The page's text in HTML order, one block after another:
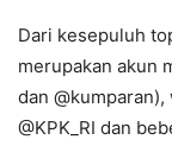
Dari kesepuluh
merupakan akun
dan @kumparan),
@KPK_RI dan